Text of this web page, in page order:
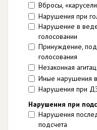
Вбросы,
Нарушения при
Нарушение в
голосовании
Принуждение,
голосования
Незаконная
Иные нарушения
Нарушения при
Нарушения при
Нарушения
подсчета